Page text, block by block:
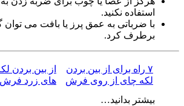
استفاده نکنید.
با ضرباتی به عمق پرز یا بافت می توان
برطرف کرد.
۷ راه برای از بین بردن
لکه چای از روی فرش
از بین بردن
های زرد فرش
بیشتر بدانید…